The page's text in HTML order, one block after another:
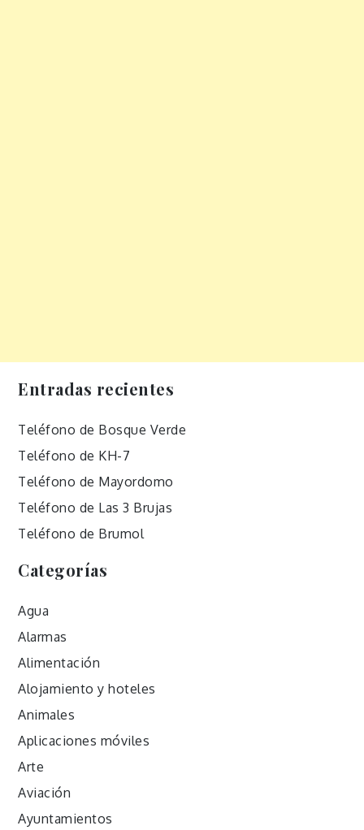
Entradas recientes
Teléfono de Bosque Verde
Teléfono de KH-7
Teléfono de Mayordomo
Teléfono de Las 3 Brujas
Teléfono de Brumol
Categorías
Agua
Alarmas
Alimentación
Alojamiento y hoteles
Animales
Aplicaciones móviles
Arte
Aviación
Ayuntamientos